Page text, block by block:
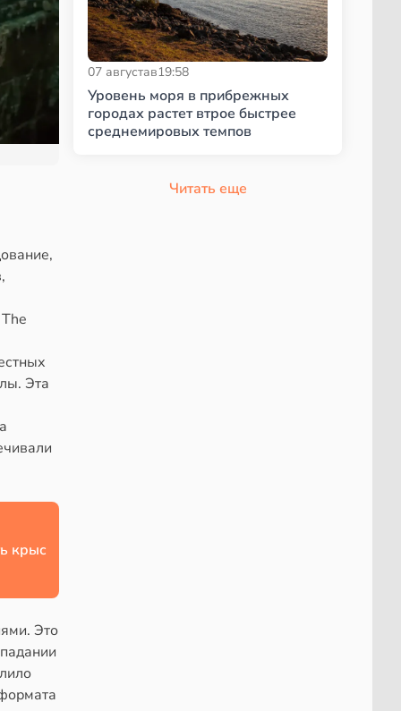
Эта
крыс
Это
07 августав19:58
Уровень моря в прибрежных
городах растет втрое быстрее
среднемировых темпов
Читать еще